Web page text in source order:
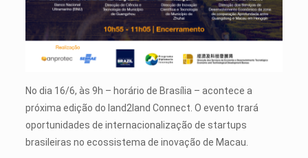
No dia 16/6, às 9h – horário de Brasília – acontece a
próxima edição do land2land Connect. O evento trará
oportunidades de internacionalização de startups
brasileiras no ecossistema de inovação de Macau.